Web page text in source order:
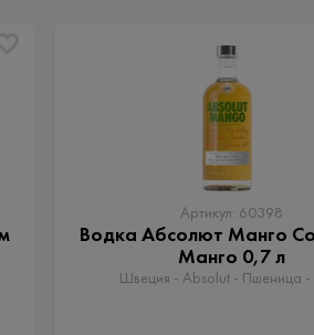
Артикул: 60398
Водка Абсолют Манго
Манго 0,7 л
Швеция - Absolut - Пшеница -